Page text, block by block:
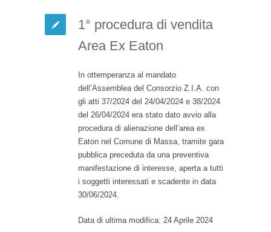
1° procedura di vendita
Area Ex Eaton
In ottemperanza al mandato
dell’Assemblea del Consorzio Z.I.A. con
gli atti 37/2024 del 24/04/2024 e 38/2024
del 26/04/2024 era stato dato avvio alla
procedura di alienazione dell’area ex
Eaton nel Comune di Massa, tramite gara
pubblica preceduta da una preventiva
manifestazione di interesse, aperta a tutti
i soggetti interessati e scadente in data
30/06/2024.
Data di ultima modifica: 24 Aprile 2024